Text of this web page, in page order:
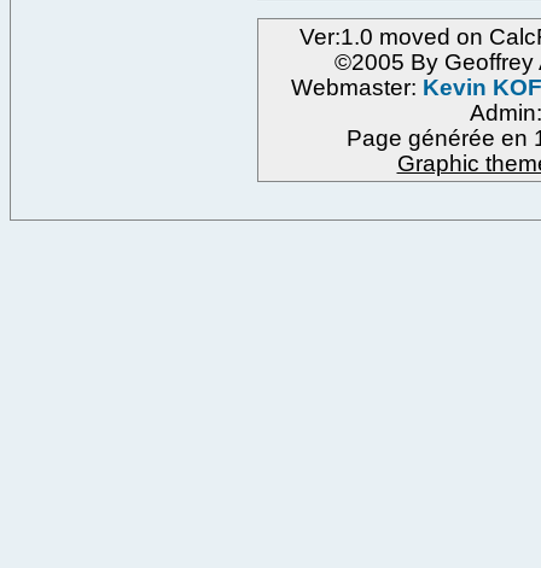
Ver:1.0 moved on
©2005 By Geoffrey
Webmaster: Kevin
Page générée en
Graphic